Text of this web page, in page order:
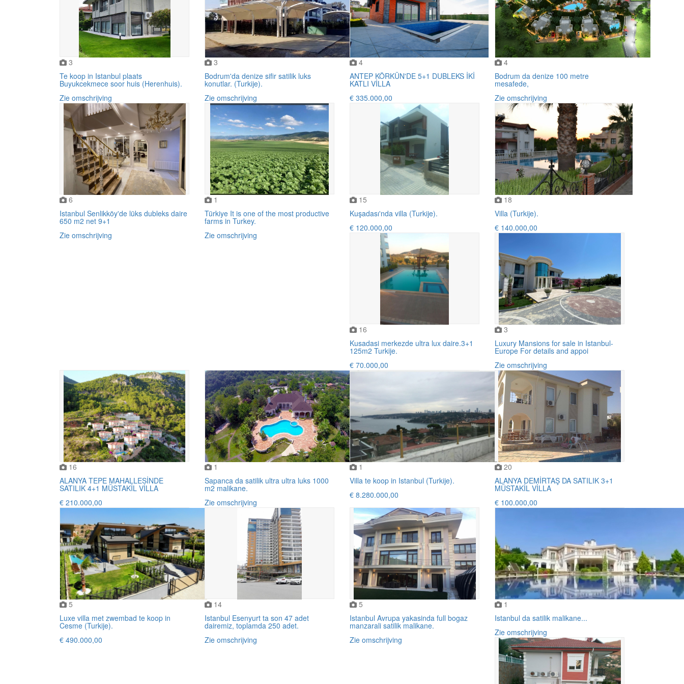
3
Te koop in Istanbul plaats
Buyukcekmece soor huis (Herenhuis).
Zie omschrijving
3
Bodrum'da denize sifir satilik luks
konutlar. (Turkije).
Zie omschrijving
4
ANTEP KÖRKÜN'DE 5+1 DUBLEKS İKİ
KATLI VİLLA
€ 335.000,00
4
Bodrum da denize 100 metre
mesafede,
Zie omschrijving
6
Istanbul Senlikköy'de lüks dubleks daire ​​​
650 m2 net 9+1
Zie omschrijving
1
Türkiye It is one of the most productive
farms in Turkey.
Zie omschrijving
15
Kuşadası'nda villa (Turkije).
€ 120.000,00
18
Villa (Turkije).
€ 140.000,00
16
Kusadasi merkezde ultra lux daire.3+1
125m2 Turkije.
€ 70.000,00
3
Luxury Mansions for sale in Istanbul-
Europe For details and appoi
Zie omschrijving
16
ALANYA TEPE MAHALLESİNDE
SATILIK 4+1 MÜSTAKİL VİLLA
€ 210.000,00
1
Sapanca da satilik ultra ultra luks 1000
m2 malikane.
Zie omschrijving
1
Villa te koop in Istanbul (Turkije).
€ 8.280.000,00
20
ALANYA DEMİRTAŞ DA SATILIK 3+1
MÜSTAKİL VİLLA
€ 100.000,00
5
Luxe villa met zwembad te koop in
Cesme (Turkije).
€ 490.000,00
14
Istanbul Esenyurt ta son 47 adet
dairemiz, toplamda 250 adet.
Zie omschrijving
5
Istanbul Avrupa yakasinda full bogaz
manzarali satilik malikane.
Zie omschrijving
1
Istanbul da satilik malikane...
Zie omschrijving